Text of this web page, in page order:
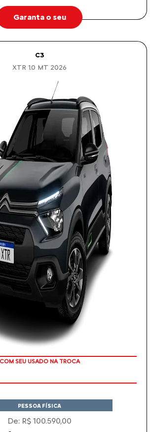
Garanta o seu
C3
XTR 1.0 MT 2026
COM SEU USADO NA TROCA
PESSOA FÍSICA
De: R$ 100.590,00